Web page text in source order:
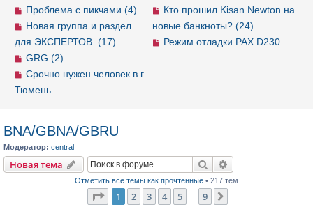
Кто прошил Kisan Newton на
новые банкноты? (24)
Режим отладки PAX D230
Проблема с пикчами (4)
Новая группа и раздел
для ЭКСПЕРТОВ. (17)
GRG (2)
Срочно нужен человек в г.
Тюмень
BNA/GBNA/GBRU
Модератор: central
Новая тема
Новаятема Поиск
Отметить все темы как прочтённые • 217 тем
Страница из
1 2 3 4 5 9